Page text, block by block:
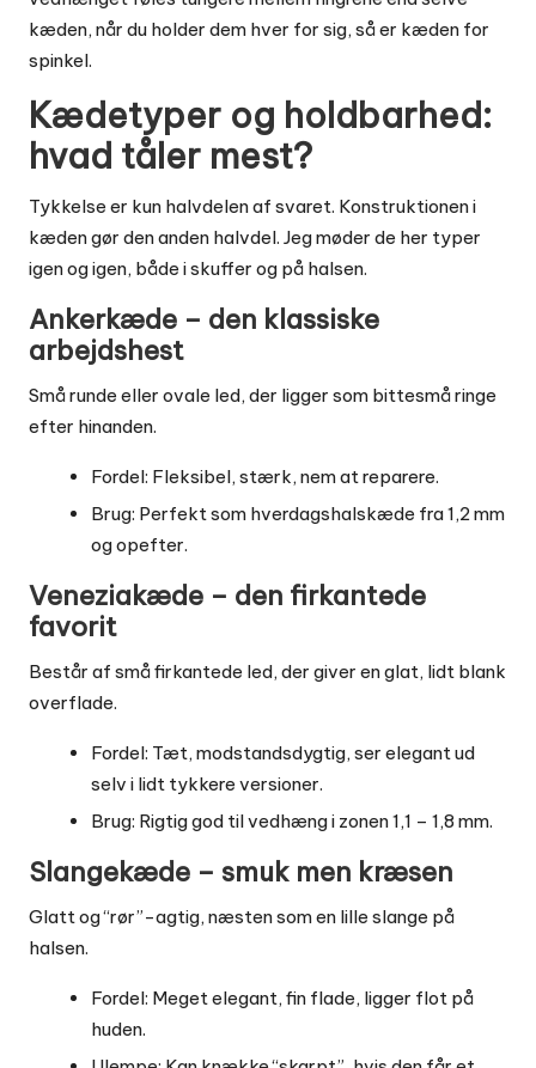
kæden, når du holder dem hver for sig, så er kæden for
spinkel.
Kædetyper og holdbarhed:
hvad tåler mest?
Tykkelse er kun halvdelen af svaret. Konstruktionen i
kæden gør den anden halvdel. Jeg møder de her typer
igen og igen, både i skuffer og på halsen.
Ankerkæde – den klassiske
arbejdshest
Små runde eller ovale led, der ligger som bittesmå ringe
efter hinanden.
Fordel: Fleksibel, stærk, nem at reparere.
Brug: Perfekt som hverdagshalskæde fra 1,2 mm
og opefter.
Veneziakæde – den firkantede
favorit
Består af små firkantede led, der giver en glat, lidt blank
overflade.
Fordel: Tæt, modstandsdygtig, ser elegant ud
selv i lidt tykkere versioner.
Brug: Rigtig god til vedhæng i zonen 1,1 – 1,8 mm.
Slangekæde – smuk men kræsen
Glatt og “rør”-agtig, næsten som en lille slange på
halsen.
Fordel: Meget elegant, fin flade, ligger flot på
huden.